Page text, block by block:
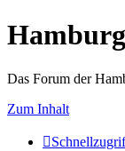
Das Forum der
Zum Inhalt